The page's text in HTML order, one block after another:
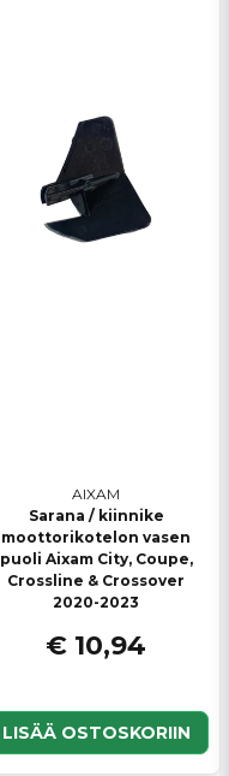
AIXAM
Sarana / kiinnike
moottorikotelon vasen
puoli Aixam City, Coupe,
Crossline & Crossover
2020-2023
€ 10,94
LISÄÄ OSTOSKORIIN